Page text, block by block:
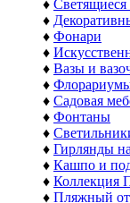
♦
♦
♦ Фонари
♦
♦ Вазы и
♦
♦ Садовая
♦ Фонтаны
♦
♦ Гирлянды
♦ Кашпо и
♦ Коллекция
♦ Пляжный